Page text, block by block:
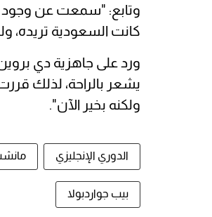
وتابع: "سمعت عن وجود
كانت السعودية تريده،
ورد على جاهزية دي
يشعر بالراحة، لذلك
ولكنه بخير الآن".
الدوري الإنجليزي
بيب جواردبولا